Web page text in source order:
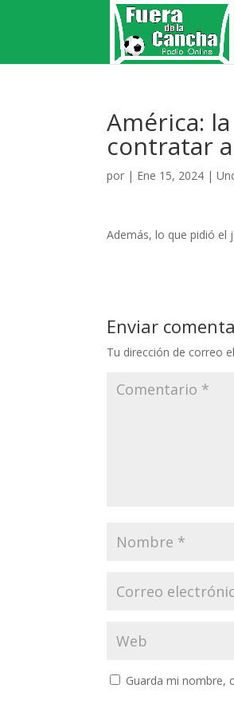
América:
contratar
por | Ene 15, 2024 |
Además, lo que pidió el
Enviar
Tu dirección de correo
Guarda mi nombre,